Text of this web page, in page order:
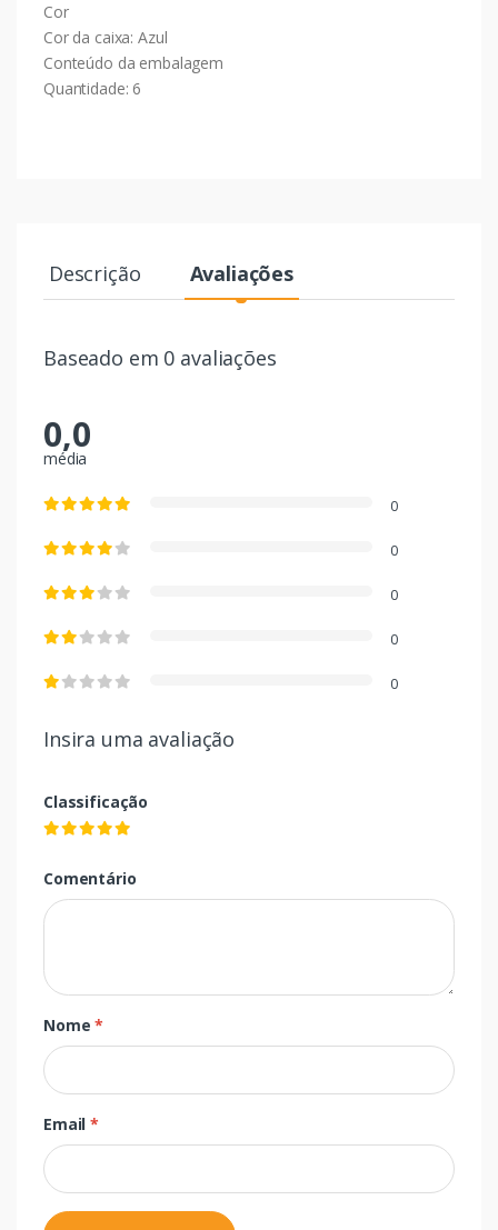
Cor
Cor da caixa: Azul
Conteúdo da embalagem
Quantidade: 6
Descrição Avaliações
Baseado em 0 avaliações
0,0
média
0
0
0
0
0
Insira uma avaliação
Classificação
Comentário
Nome*
Email*